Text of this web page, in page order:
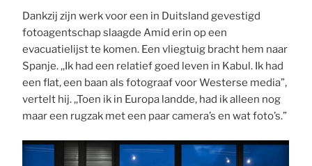
Dankzij zijn werk voor een in Duitsland gevestigd
fotoagentschap slaagde Amid erin op een
evacuatielijst te komen. Een vliegtuig bracht hem naar
Spanje. ,,Ik had een relatief goed leven in Kabul. Ik had
een flat, een baan als fotograaf voor Westerse media”,
vertelt hij. ,,Toen ik in Europa landde, had ik alleen nog
maar een rugzak met een paar camera’s en wat foto’s.”